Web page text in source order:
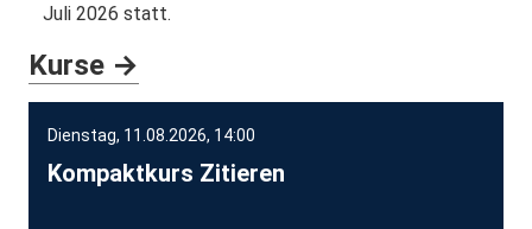
Juli 2026 statt.
Kurse →
Dienstag, 11.08.2026, 14:00
Kompaktkurs Zitieren